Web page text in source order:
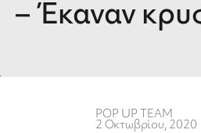
– Έκαναν
POP UP TEAM
2 Οκτωβρίου, 2020